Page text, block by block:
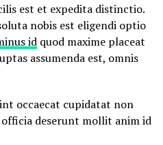
est et expedita distinctio.
nobis est eligendi optio
id quod maxime placeat
assumenda est, omnis
occaecat cupidatat non
deserunt mollit anim id